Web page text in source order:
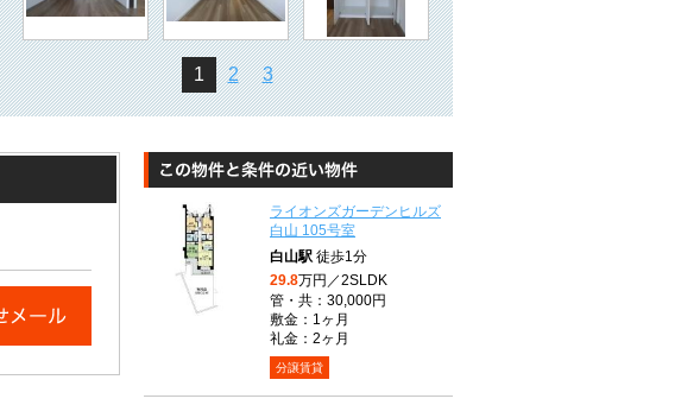
1 2 3
ライオンズガーデンヒルズ
白山 105号室
白山駅 徒歩1分
29.8万円／2SLDK
管・共：30,000円
敷金：1ヶ月
礼金：2ヶ月
分譲賃貸